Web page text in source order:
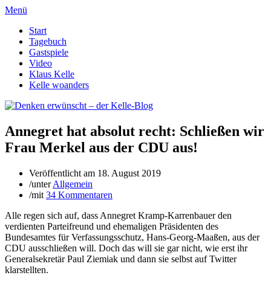
Menü
Start
Tagebuch
Gastspiele
Video
Klaus Kelle
Kelle woanders
Annegret hat absolut recht: Schließen wir
Frau Merkel aus der CDU aus!
Veröffentlicht am 18. August 2019
/unterAllgemein
/mit 34 Kommentaren
Alle regen sich auf, dass Annegret Kramp-Karrenbauer den
verdienten Parteifreund und ehemaligen Präsidenten des
Bundesamtes für Verfassungsschutz, Hans-Georg-Maaßen, aus der
CDU ausschließen will. Doch das will sie gar nicht, wie erst ihr
Generalsekretär Paul Ziemiak und dann sie selbst auf Twitter
klarstellten.